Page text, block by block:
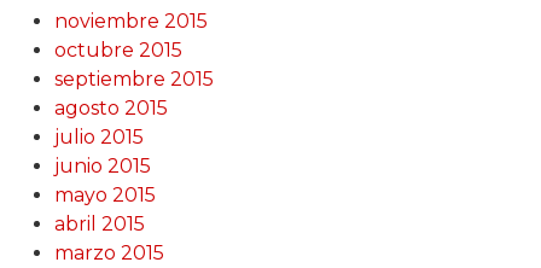
noviembre 2015
octubre 2015
septiembre 2015
agosto 2015
julio 2015
junio 2015
mayo 2015
abril 2015
marzo 2015